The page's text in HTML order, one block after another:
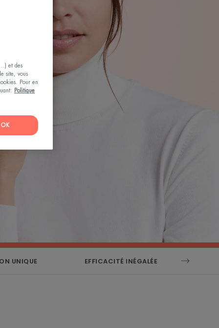
UNIQUE EFFICACITÉ INÉGALÉE
et des
site, vous
Pour en
Politique
OK